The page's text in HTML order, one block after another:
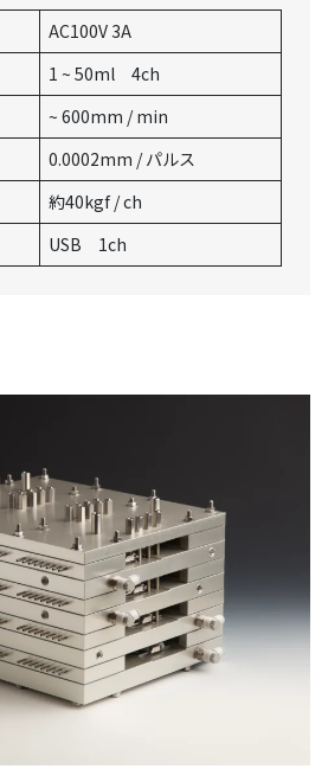
AC100V 3A
1 ~ 50ml 4ch
~ 600mm / min
0.0002mm / パルス
約40kgf / ch
USB 1ch